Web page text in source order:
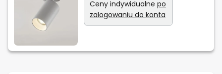
Ceny indywidualne po
zalogowaniu do konta